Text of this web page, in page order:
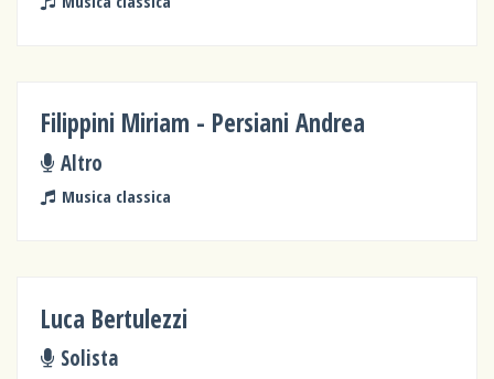
Filippini Miriam - Persiani Andrea
Altro
Musica classica
Luca Bertulezzi
Solista